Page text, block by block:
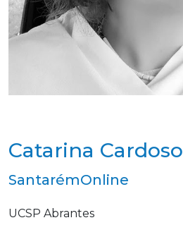
Catarina Cardoso
SantarémOnline
UCSP Abrantes